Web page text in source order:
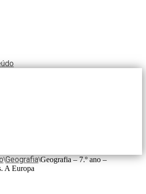
\Geografia\Geografia – 7.º ano –
A Europa